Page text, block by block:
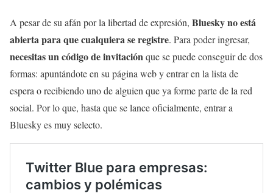
A pesar de su afán por la libertad de expresión, Bluesky no está
abierta para que cualquiera se registre. Para poder ingresar,
necesitas un código de invitaciónque se puede conseguir de dos
formas: apuntándote en su página web y entrar en la lista de
espera o recibiendo uno de alguien que ya forme parte de la red
social. Por lo que, hasta que se lance oficialmente, entrar a
Bluesky es muy selecto.